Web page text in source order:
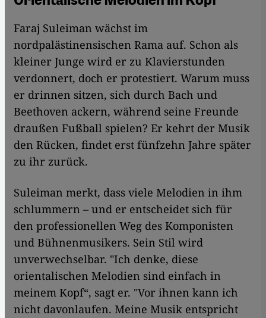
Faraj Suleiman wächst im
nordpalästinensischen Rama auf. Schon als
kleiner Junge wird er zu Klavierstunden
verdonnert, doch er protestiert. Warum muss
er drinnen sitzen, sich durch Bach und
Beethoven ackern, während seine Freunde
draußen Fußball spielen? Er kehrt der Musik
den Rücken, findet erst fünfzehn Jahre später
zu ihr zurück.
Suleiman merkt, dass viele Melodien in ihm
schlummern – und er entscheidet sich für
den professionellen Weg des Komponisten
und Bühnenmusikers. Sein Stil wird
unverwechselbar. "Ich denke, diese
orientalischen Melodien sind einfach in
meinem Kopf“, sagt er. "Vor ihnen kann ich
nicht davonlaufen. Meine Musik entspricht